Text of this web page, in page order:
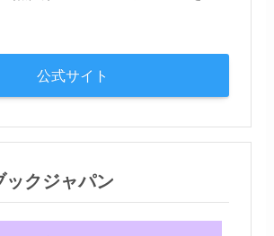
無料）で70%OFFクーポンを
公式サイト